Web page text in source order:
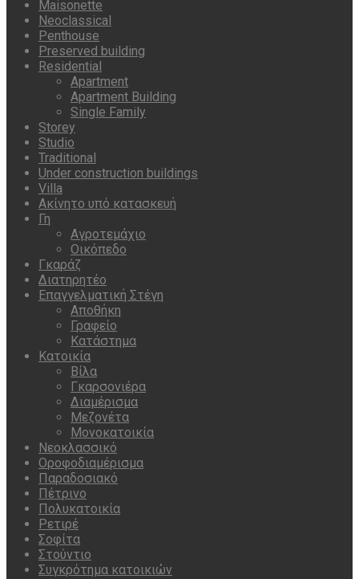
Maisonette
Neoclassical
Penthouse
Preserved building
Residential
Apartment
Apartment Building
Single Family
Storey
Studio
Traditional
Under construction buildings
Villa
Ακίνητο υπό κατασκευή
Γη
Αγροτεμάχιο
Οικόπεδο
Γκαράζ
Διατηρητέο
Επαγγελματική Στέγη
Αποθήκη
Γραφείο
Κατάστημα
Κατοικία
Βίλα
Γκαρσονιέρα
Διαμέρισμα
Μεζονέτα
Μονοκατοικία
Νεοκλασσικό
Οροφοδιαμέρισμα
Παραδοσιακό
Πέτρινο
Πολυκατοικία
Ρετιρέ
Σοφίτα
Στούντιο
Συγκρότημα κατοικιών